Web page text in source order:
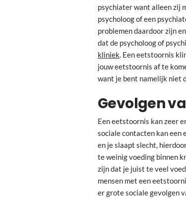
psychiater want alleen zij
psycholoog of een
problemen daardoor zijn
dat de psycholoog of
kliniek . Een eetstoornis
jouw eetstoornis af te
want je bent namelijk niet
Gevolgen
Een eetstoornis kan zeer
sociale contacten kan een
en je slaapt slecht,
te weinig voeding binnen
zijn dat je juist te veel
mensen met een
er grote sociale gevolgen